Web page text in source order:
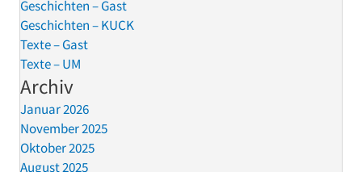
Geschichten – Gast
Geschichten – KUCK
Texte – Gast
Texte – UM
Archiv
Januar 2026
November 2025
Oktober 2025
August 2025